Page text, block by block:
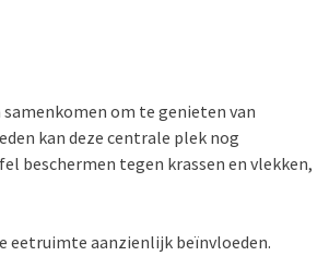
om te genieten van
kan deze centrale plek nog
beschermen tegen krassen en vlekken,
eetruimte aanzienlijk beïnvloeden.